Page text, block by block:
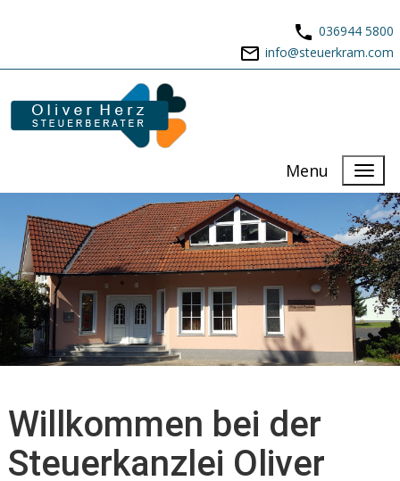
036944 5800
info@steuerkram.com
Menu
Willkommen bei der
Steuerkanzlei Oliver